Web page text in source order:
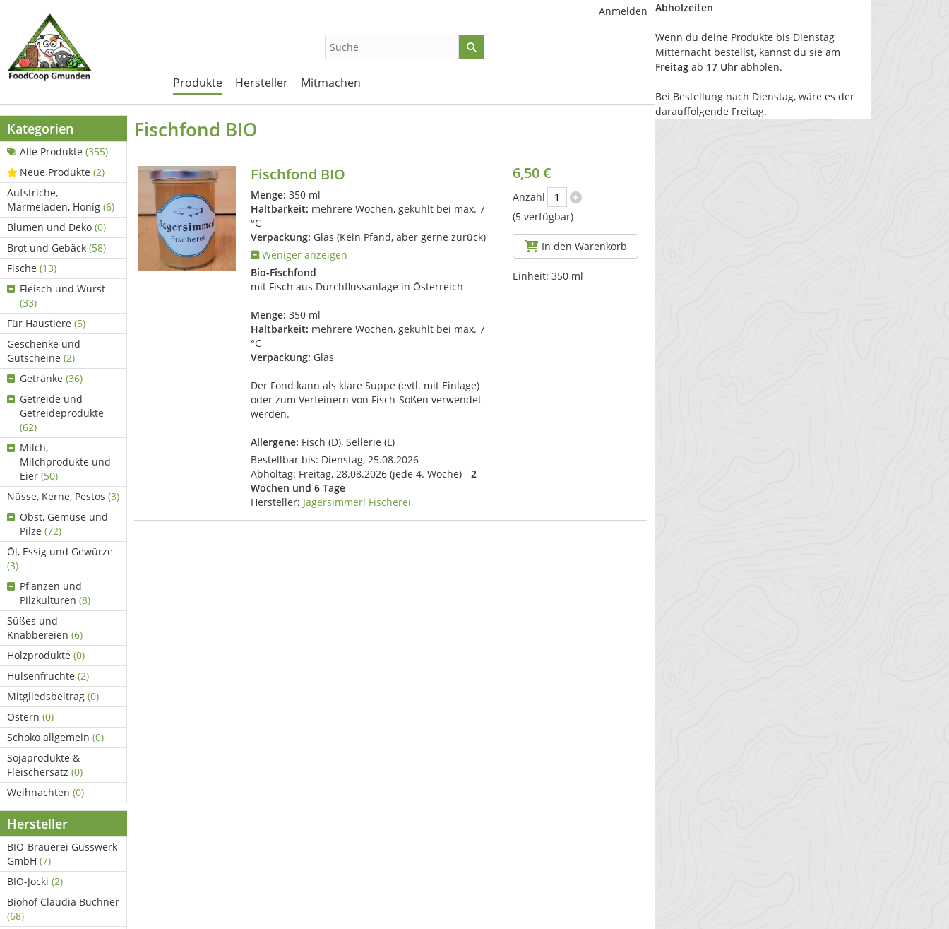
Anmelden
Produkte Hersteller Mitmachen
Kategorien
Alle Produkte (355)
Neue Produkte (2)
Aufstriche,
Marmeladen, Honig (6)
Blumen und Deko (0)
Brot und Gebäck (58)
Fische (13)
Fleisch und Wurst
(33)
Für Haustiere (5)
Geschenke und
Gutscheine (2)
Getränke (36)
Getreide und
Getreideprodukte
(62)
Milch,
Milchprodukte und
Eier (50)
Nüsse, Kerne, Pestos (3)
Obst, Gemüse und
Pilze (72)
Öl, Essig und Gewürze
(3)
Pflanzen und
Pilzkulturen (8)
Süßes und
Knabbereien (6)
Holzprodukte (0)
Hülsenfrüchte (2)
Mitgliedsbeitrag (0)
Ostern (0)
Schoko allgemein (0)
Sojaprodukte &
Fleischersatz (0)
Weihnachten (0)
Hersteller
BIO-Brauerei Gusswerk
GmbH (7)
BIO-Jocki (2)
Biohof Claudia Buchner
(68)
Fischfond BIO
Fischfond BIO
Menge: 350 ml
Haltbarkeit: mehrere Wochen, gekühlt bei max. 7
°C
Verpackung: Glas (Kein Pfand, aber gerne zurück)
Weniger anzeigen
Bio-Fischfond
mit Fisch aus Durchflussanlage in Österreich
Menge: 350 ml
Haltbarkeit: mehrere Wochen, gekühlt bei max. 7
°C
Verpackung: Glas
Der Fond kann als klare Suppe (evtl. mit Einlage)
oder zum Verfeinern von Fisch-Soßen verwendet
werden.
Allergene: Fisch (D), Sellerie (L)
Bestellbar bis: Dienstag, 25.08.2026
Abholtag: Freitag, 28.08.2026 (jede 4. Woche) - 2
Wochen und 6 Tage
Hersteller: Jagersimmerl Fischerei
6,50 €
Anzahl
(5 verfügbar)
In den Warenkorb
Einheit: 350 ml
Abholzeiten
Wenn du deine Produkte bis Dienstag
Mitternacht bestellst, kannst du sie am
Freitag ab 17 Uhr abholen.
Bei Bestellung nach Dienstag, wäre es der
darauffolgende Freitag.